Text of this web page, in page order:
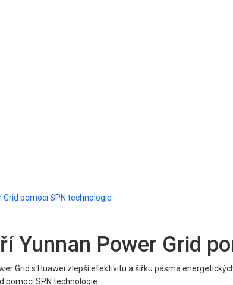
pomocí SPN technologie
Yunnan Power Grid
Grid s Huawei zlepší efektivitu a šířku pásma